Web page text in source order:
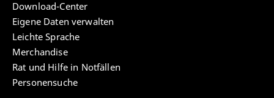
Download-Center
Eigene Daten verwalten
Leichte Sprache
Merchandise
Rat und Hilfe in Notfällen
Personensuche